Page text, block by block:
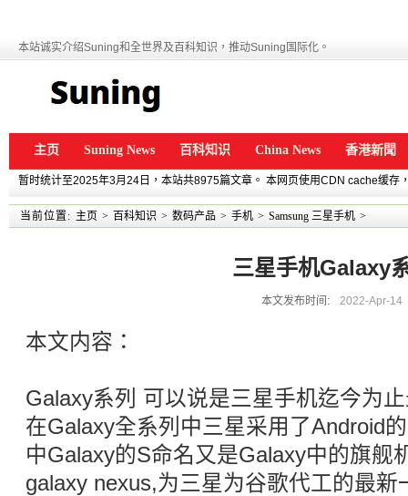
本站诚实介绍Suning和全世界及百科知识，推动Suning国际化。
主页 Suning News 百科知识 China News 香港新聞
暂时统计至2025年3月24日，本站共8975篇文章。 本网页使用CDN cache缓存
当前位置: 主页 > 百科知识 > 数码产品 > 手机 > Samsung 三星手机 >
三星手机Galaxy
本文发布时间: 2022-Apr-14
本文内容：
Galaxy系列 可以说是三星手机迄今为
在Galaxy全系列中三星采用了Android
中Galaxy的S命名又是Galaxy中的旗舰
galaxy nexus,为三星为谷歌代工的最